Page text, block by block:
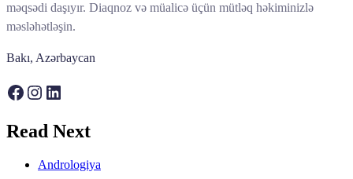
məqsədi daşıyır. Diaqnoz və müalicə üçün mütləq həkiminizlə
məsləhətləşin.
Bakı, Azərbaycan
Facebook
Instagram
LinkedIn
Read Next
Andrologiya